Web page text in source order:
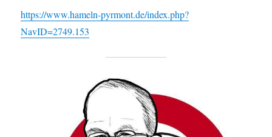
https://www.hameln-pyrmont.de/index.php?
NavID=2749.153